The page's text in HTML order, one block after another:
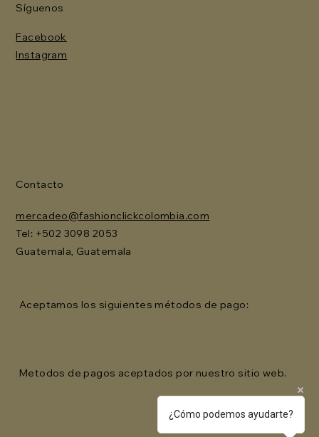
Síguenos
Facebook
Instagram
Contacto
mercadeo@fashionclickcolombia.com
Tel: ‪+502 3098 2053‬
Guatemala, Guatemala
Aceptamos los siguientes métodos de pago:
Metodos de pagos aceptados por nuestro sitio web.
¿Cómo podemos ayudarte?